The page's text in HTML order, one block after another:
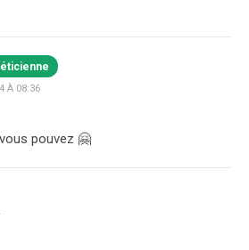
À 08:36
pouvez 🤗